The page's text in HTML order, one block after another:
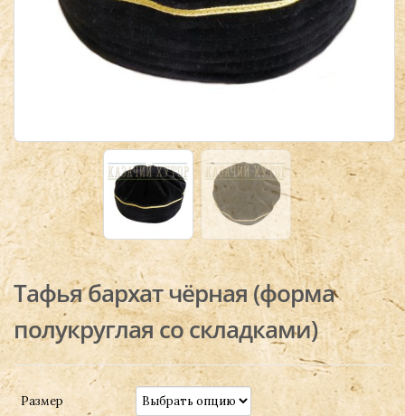
Тафья бархат чёрная (форма
полукруглая со складками)
Размер